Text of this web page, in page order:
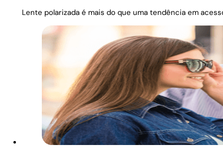
Lente polarizada é mais do que uma tendência em